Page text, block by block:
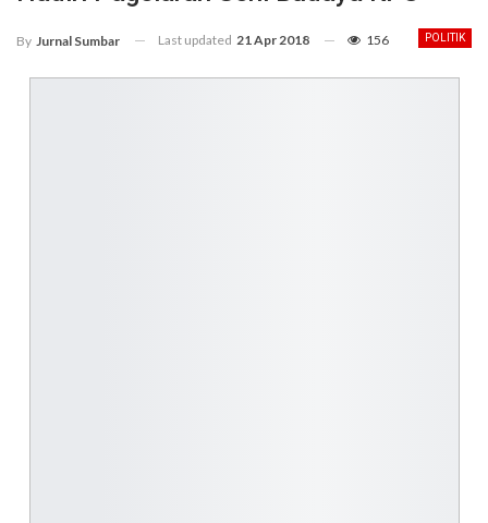
POLITIK
By Jurnal Sumbar Last updated 21 Apr 2018 156